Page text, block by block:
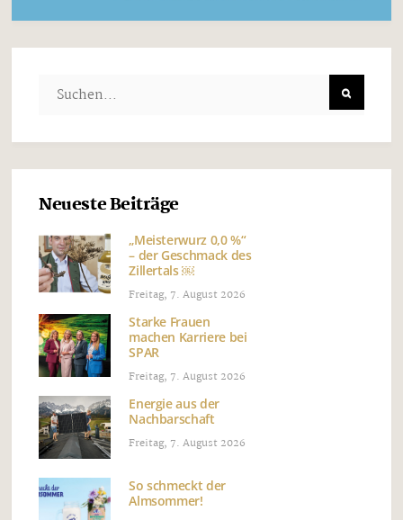
Neueste Beiträge
„Meisterwurz 0,0 %“
– der Geschmack des
Zillertals ￼
Freitag, 7. August 2026
Starke Frauen
machen Karriere bei
SPAR
Freitag, 7. August 2026
Energie aus der
Nachbarschaft
Freitag, 7. August 2026
So schmeckt der
Almsommer!